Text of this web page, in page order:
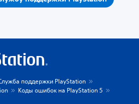
поддержки PlayStation
Коды ошибок на PlayStation 5